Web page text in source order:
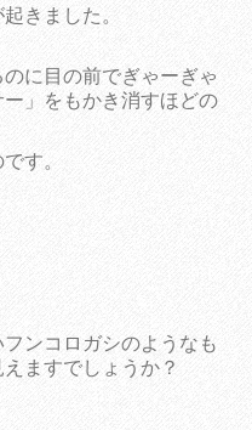
きました。
に目の前でぎゃーぎゃ
」をもかき消すほどの
す。
ンコロガシのようなも
ますでしょうか？